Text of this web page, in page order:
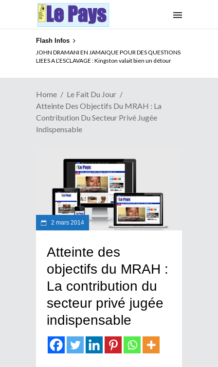
Flash Infos
ELECTION DE TALON A LA TETE DU SENAT BENINOIS :
Quand Patrice quitte le pouvoir sans partir !
Home
Le Fait Du Jour
Atteinte Des Objectifs Du MRAH : La
Contribution Du Secteur Privé Jugée
Indispensable
2 mars 2014
Atteinte des
objectifs du MRAH :
La contribution du
secteur privé jugée
indispensable